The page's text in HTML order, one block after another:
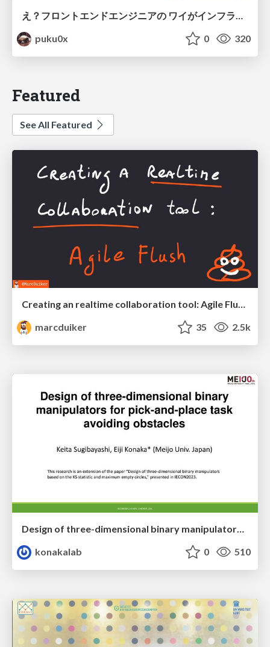
え？フロントエンドエンジニアの ワイがインフラも！？
puku0x
0 320
Featured
See All Featured
Creating an realtime collaboration tool: Agile Flush - .NET Oxford
marcduiker
35 2.5k
Design of three-dimensional binary manipulators for pick-and-place task avoiding obstacles (IECON2024)
konakalab
0 510